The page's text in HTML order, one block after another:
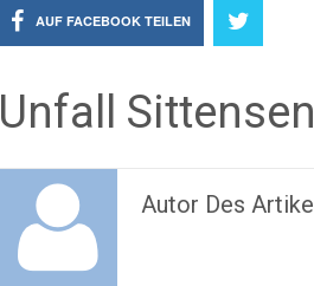
AUF FACEBOOK TEILEN
Unfall Sittensen
Autor Des